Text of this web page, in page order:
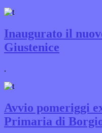
Inaugurato il
Giustenice
.
Avvio pomeriggi
Primaria di